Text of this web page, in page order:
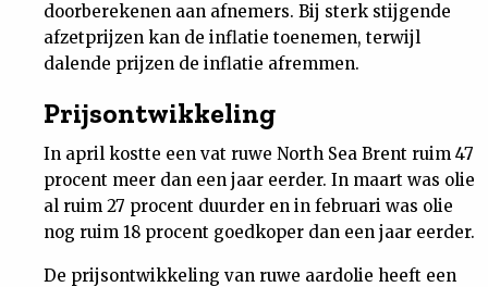
Nieuwsbrief
doorberekenen aan afnemers. Bij sterk stijgende
afzetprijzen kan de inflatie toenemen, terwijl
dalende prijzen de inflatie afremmen.
Prijsontwikkeling
In april kostte een vat ruwe North Sea Brent ruim 47
procent meer dan een jaar eerder. In maart was olie
al ruim 27 procent duurder en in februari was olie
nog ruim 18 procent goedkoper dan een jaar eerder.
De prijsontwikkeling van ruwe aardolie heeft een